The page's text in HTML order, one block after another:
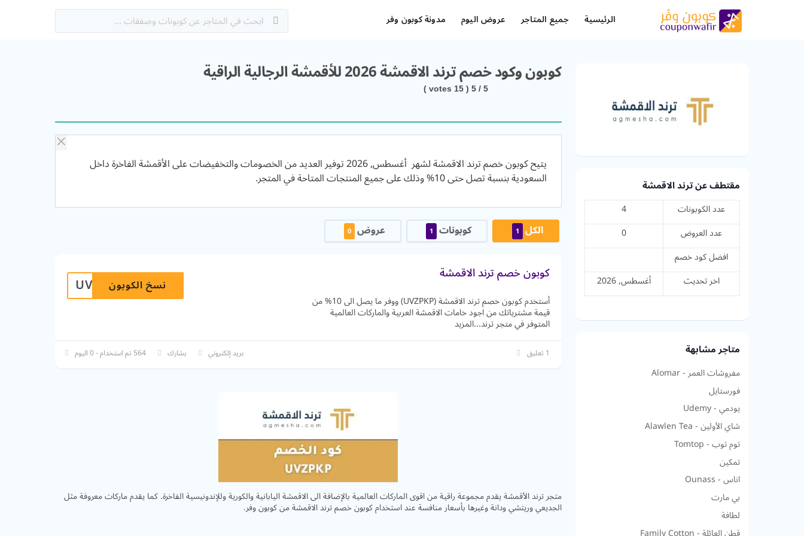
مدونة كوبون وفر عروض اليوم جميع المتاجر الرئيسية
كوبون وكود خصم ترند الاقمشة 2026 للأقمشة الرجالية الراقية
5
/ 5 (
15
يتيح كوبون خصم ترند الاقمشة لشهر أغسطس, 2026 توفير العديد من الخصومات والتخفيضات على الأقمشة الفاخرة داخل
السعودية بنسبة تصل حتى 10% وذلك على جميع المنتجات المتاحة في المتجر.
الكل 1 كوبونات 1 عروض 0
كوبون خصم ترند الاقمشة
أستخدم كوبون خصم ترند الاقمشة (UVZPKP) ووفر ما يصل الى 10% من
قيمة مشترياتك من اجود خامات الاقمشة العربية والماركات العالمية
المتوفر في متجر ترند...المزيد
UVZPKPنسخ الكوبون
564 تم استخدام - 0 اليوم يشارك بريد إلكتروني 1 تعليق
متجر ترند الأقمشة يقدم مجموعة راقية من اقوى الماركات العالمية بالإضافة الى الاقمشة اليابانية والكورية وللإندونيسية الفاخرة. كما يقدم ماركات معروفة مثل
الجديعي وريتشي ودانة وغيرها بأسعار منافسة عند استخدام كوبون خصم ترند الاقمشة من كوبون وفر.
مقتطف عن ترند الاقمشة
عدد الكوبونات
4
عدد العروض
0
افضل كود خصم
اخر تحديث
أغسطس, 2026
متاجر مشابهة
مفروشات العمر - Alomar
فورستايل
يودمي - Udemy
شاي الأولين - Alawlen Tea
توم توب - Tomtop
تمكين
اناس - Ounass
بي مارت
لطافة